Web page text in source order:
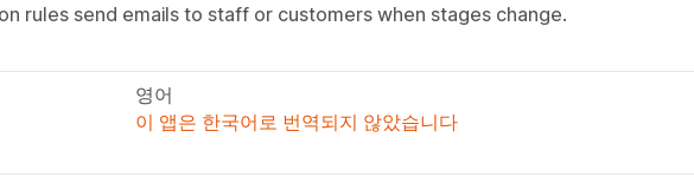
rules send emails to staff or customers when stages change.
영어
이 앱은 한국어로 번역되지 않았습니다